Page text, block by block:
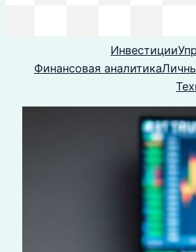
Инвестиции
Финансовая аналитика